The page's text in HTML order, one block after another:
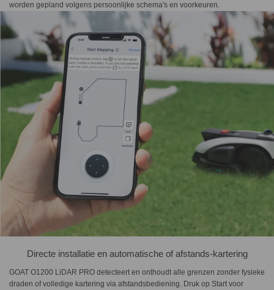
worden gepland volgens persoonlijke schema's en voorkeuren.
Directe installatie en automatische of afstands-kartering
GOAT O1200 LiDAR PRO detecteert en onthoudt alle grenzen zonder fysieke
draden of volledige kartering via afstandsbediening. Druk op Start voor